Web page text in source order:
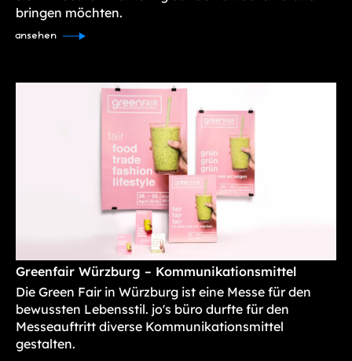
bringen möchten.
ansehen
Greenfair Würzburg – Kommunikationsmittel
Die Green Fair in Würzburg ist eine Messe für den
bewussten Lebensstil. jo's büro durfte für den
Messeauftritt diverse Kommunikationsmittel
gestalten.